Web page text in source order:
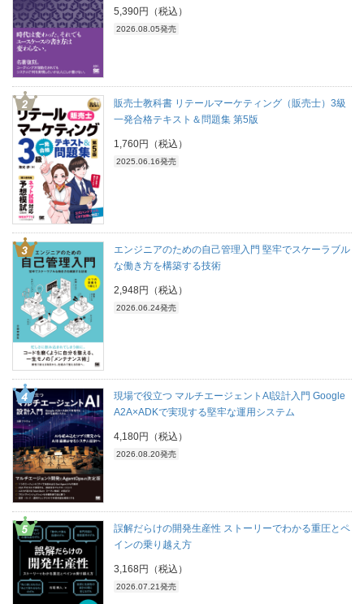
5,390円（税込）
2026.08.05発売
販売士教科書 リテールマーケティング（販売士）3級
一発合格テキスト＆問題集 第5版
1,760円（税込）
2025.06.16発売
エンジニアのための自己管理入門 堅牢でスケーラブル
な働き方を構築する技術
2,948円（税込）
2026.06.24発売
現場で役立つ マルチエージェントAI設計入門 Google
A2A×ADKで実現する堅牢な運用システム
4,180円（税込）
2026.08.20発売
誤解だらけの開発生産性 ストーリーでわかる重圧とペ
インの乗り越え方
3,168円（税込）
2026.07.21発売